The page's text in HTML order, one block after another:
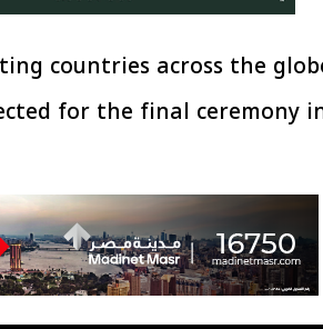
countries across the
for the final ceremony